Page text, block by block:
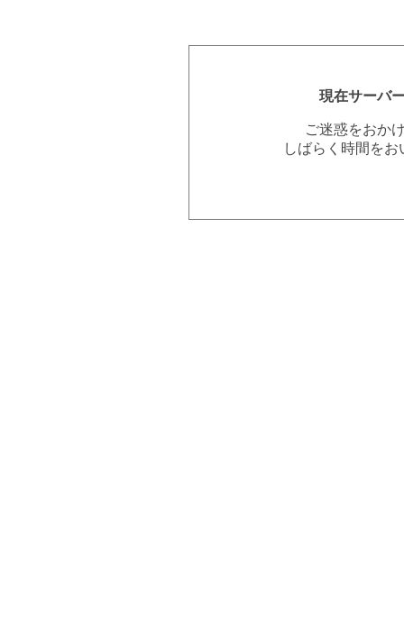
現在サーバ
ご迷惑をおか
しばらく時間を